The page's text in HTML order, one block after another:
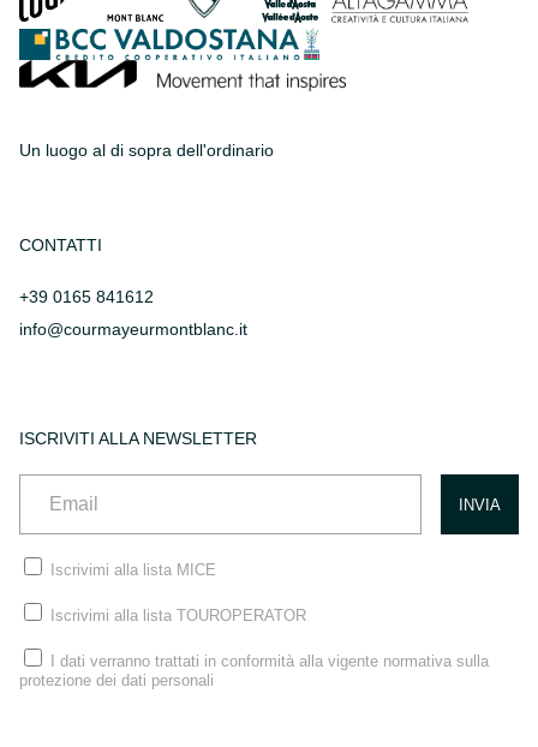
Un luogo al di sopra dell'ordinario
CONTATTI
+39 0165 841612
info@courmayeurmontblanc.it
ISCRIVITI ALLA NEWSLETTER
Iscrivimi alla lista MICE
Iscrivimi alla lista TOUROPERATOR
I dati verranno trattati in conformità alla vigente normativa sulla
protezione dei dati personali